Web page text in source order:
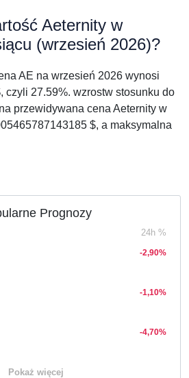
Aeternity w
(wrzesień 2026)?
AE na wrzesień 2026 wynosi
czyli 27.59%. wzrostw stosunku do
przewidywana cena Aeternity w
$, a maksymalna
Prognozy
24h %
-2,90%
-1,10%
-4,70%
Pokaż więcej